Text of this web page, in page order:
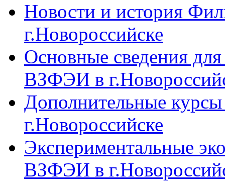
Новости и история
г.Новороссийске
Основные сведения
ВЗФЭИ в
Дополнительные
г.Новороссийске
Экспериментальные
ВЗФЭИ в